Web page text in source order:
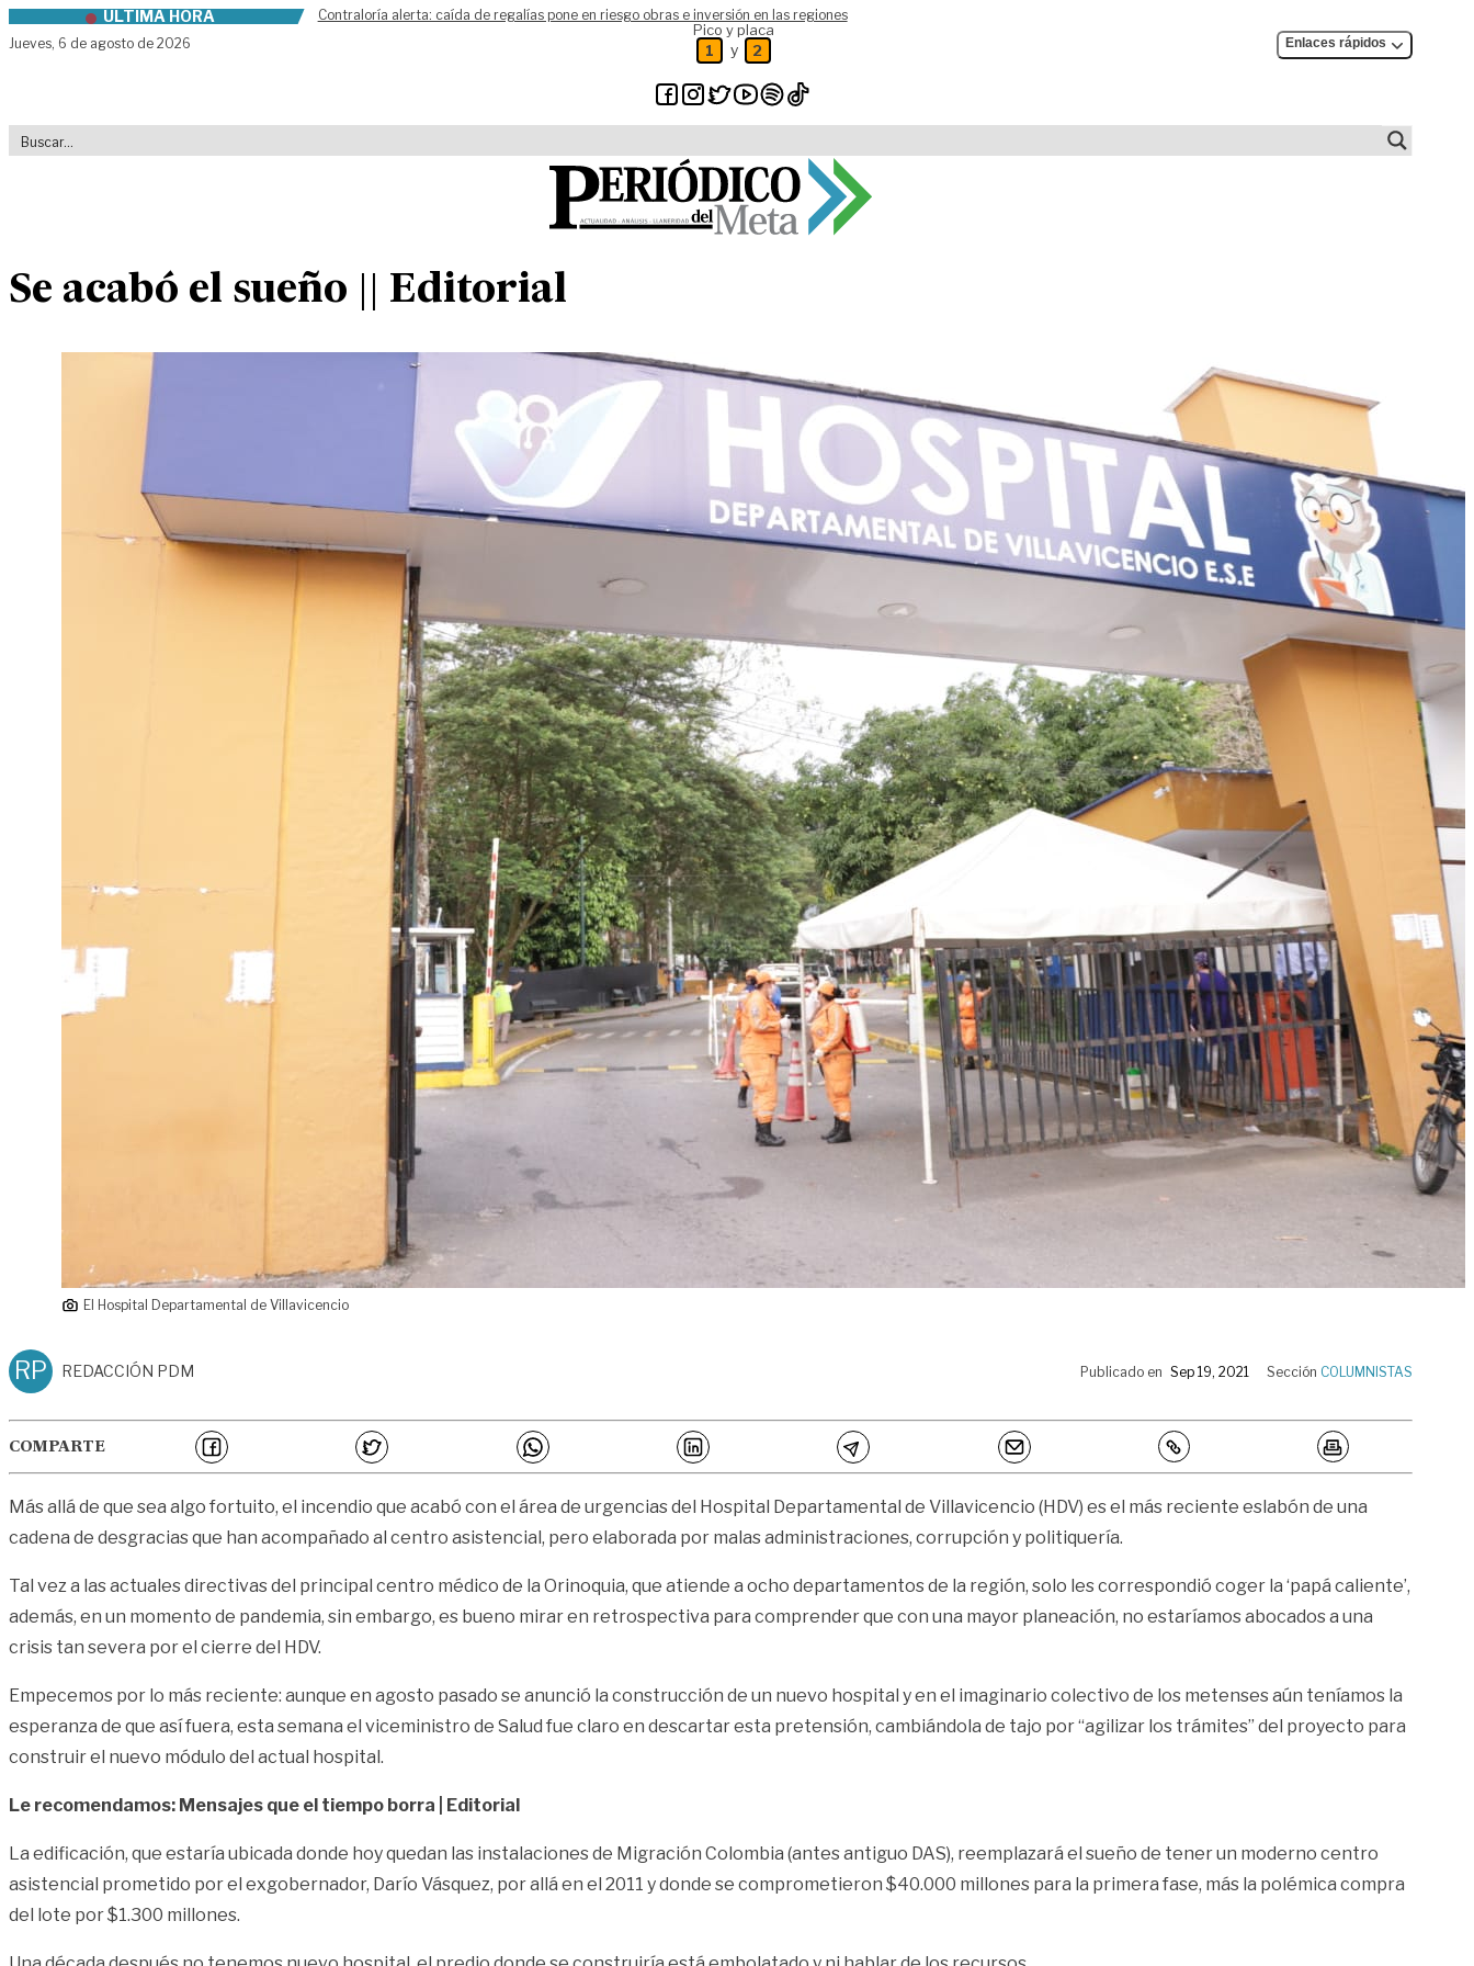
Skip to contentÚLTIMA HORA
Contraloría alerta: caída de regalías pone en riesgo obras e inversión en las regiones
Jueves, 6 de agosto de 2026
Pico y placa
1 y 2 Enlaces rápidos
Se acabó el sueño || Editorial
El Hospital Departamental de Villavicencio
RP REDACCIÓN PDM Publicado en Sep 19, 2021 Sección COLUMNISTAS
COMPARTE
Más allá de que sea algo fortuito, el incendio que acabó con el área de urgencias del Hospital Departamental de Villavicencio (HDV) es el más reciente eslabón de una
cadena de desgracias que han acompañado al centro asistencial, pero elaborada por malas administraciones, corrupción y politiquería.
Tal vez a las actuales directivas del principal centro médico de la Orinoquia, que atiende a ocho departamentos de la región, solo les correspondió coger la ‘papá caliente’,
además, en un momento de pandemia, sin embargo, es bueno mirar en retrospectiva para comprender que con una mayor planeación, no estaríamos abocados a una
crisis tan severa por el cierre del HDV.
Empecemos por lo más reciente: aunque en agosto pasado se anunció la construcción de un nuevo hospital y en el imaginario colectivo de los metenses aún teníamos la
esperanza de que así fuera, esta semana el viceministro de Salud fue claro en descartar esta pretensión, cambiándola de tajo por “agilizar los trámites” del proyecto para
construir el nuevo módulo del actual hospital.
Le recomendamos: Mensajes que el tiempo borra | Editorial
La edificación, que estaría ubicada donde hoy quedan las instalaciones de Migración Colombia (antes antiguo DAS), reemplazará el sueño de tener un moderno centro
asistencial prometido por el exgobernador, Darío Vásquez, por allá en el 2011 y donde se comprometieron $40.000 millones para la primera fase, más la polémica compra
del lote por $1.300 millones.